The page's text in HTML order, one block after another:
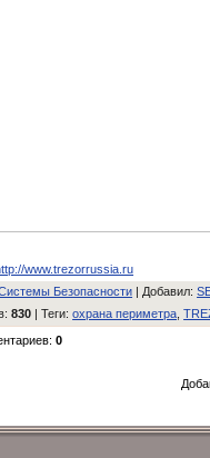
www.trezorrussia.ru
Безопасности | Добавил:
:830 |Теги:охрана периметра ,
:0